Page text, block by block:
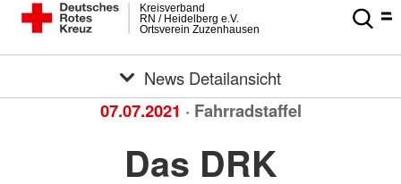
Ortsverein Zuzenhausen
RN / Heidelberg e.V.
Kreisverband
News Detailansicht
07.07.2021 · Fahrradstaffel
Das DRK